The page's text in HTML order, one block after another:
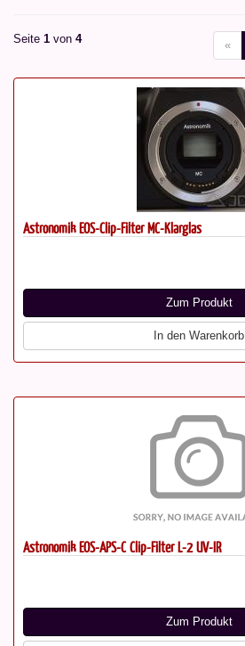
Seite 1 von 4 «
Astronomik EOS-Clip-Filter MC-Klarglas
Zum Produkt
In den Warenkorb
Astronomik EOS-APS-C Clip-Filter L-2 UV-IR
Zum Produkt